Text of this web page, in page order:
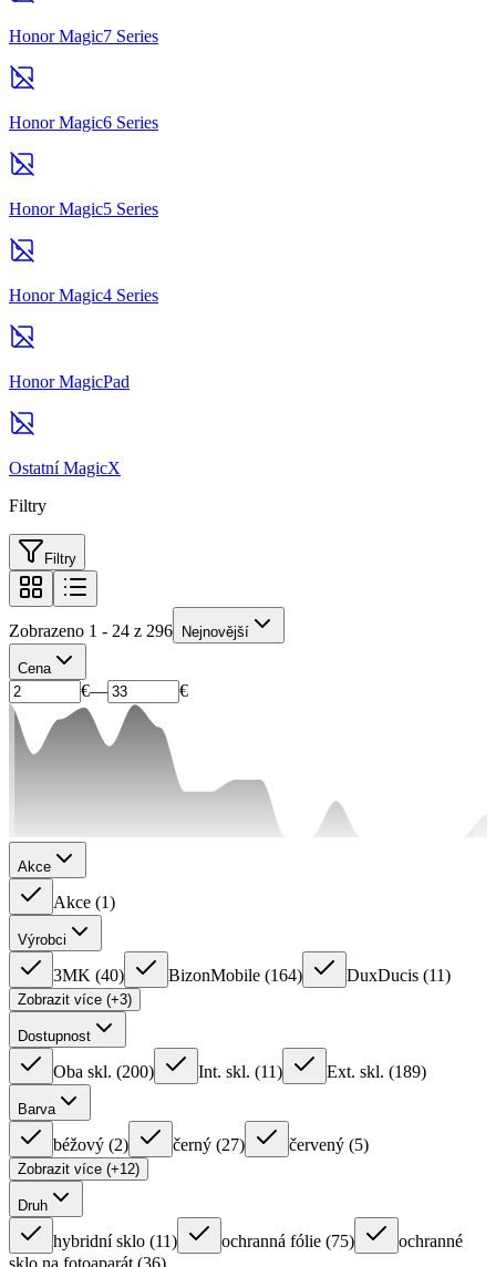
Honor Magic7 Series
Honor Magic6 Series
Honor Magic5 Series
Honor Magic4 Series
Honor MagicPad
Ostatní MagicX
Filtry
Filtry
Zobrazeno 1 - 24 z 296 Nejnovější
Cena
€— €
Akce
Akce (1)
Výrobci
3MK (40) BizonMobile (164) DuxDucis (11)
Zobrazit více (+3)
Dostupnost
Oba skl. (200) Int. skl. (11) Ext. skl. (189)
Barva
béžový (2) černý (27) červený (5)
Zobrazit více (+12)
Druh
hybridní sklo (11) ochranná fólie (75)
ochranné
sklo na fotoaparát (36)